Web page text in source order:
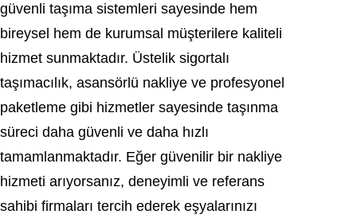
güvenli taşıma sistemleri sayesinde hem
bireysel hem de kurumsal müşterilere kaliteli
hizmet sunmaktadır. Üstelik sigortalı
taşımacılık, asansörlü nakliye ve profesyonel
paketleme gibi hizmetler sayesinde taşınma
süreci daha güvenli ve daha hızlı
tamamlanmaktadır. Eğer güvenilir bir nakliye
hizmeti arıyorsanız, deneyimli ve referans
sahibi firmaları tercih ederek eşyalarınızı